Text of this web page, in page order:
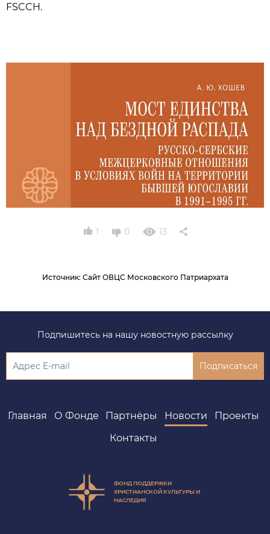
FSCCH.
1 0 13
Источник: Сайт ОВЦС Московского Патриархата
Подпишитесь на нашу новостную рассылку
Подписаться
Главная О Фонде Партнёры Новости
Проекты
Контакты
ФОНД ПОДДЕРЖКИ
ХРИСТИАНСКОЙ КУЛЬТУРЫ И
НАСЛЕДИЯ